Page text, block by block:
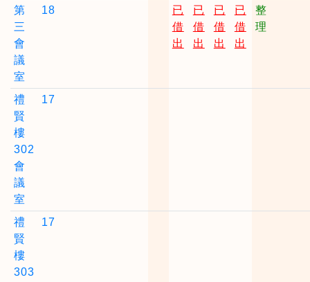
第
三
會
議
室
18
已
借
出
已
借
出
已
借
出
已
借
出
整
理
禮
賢
樓
302
會
議
室
17
禮
賢
樓
303
17